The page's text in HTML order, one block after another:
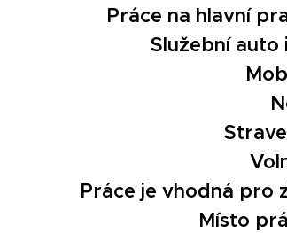
Práce na hlavní
Služební auto
Práce je vhodná pro
Místo